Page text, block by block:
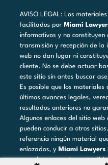
AVISO LEGAL: Los
facilitados por Miami
informativos y no constituyen
transmisión y recepción de la
web no dan lugar ni
cliente. No se debe actuar
este sitio sin antes buscar
Es posible que los
últimos avances legales,
resultados anteriores no
Algunos enlaces del sitio web
pueden conducir a otros
referencia ningún material
enlazados, y Miami Lawyers
aprueba necesariamente